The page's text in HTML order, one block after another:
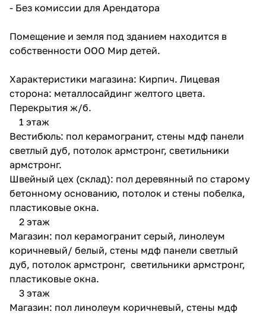
- Без комиссии для Арендатора
Помещение и земля под зданием находится в
собственности ООО Мир детей.
Характеристики магазина: Кирпич. Лицевая
сторона: металлосайдинг желтого цвета.
Перекрытия ж/б.
1 этаж
Вестибюль: пол керамогранит, стены мдф панели
светлый дуб, потолок армстронг, светильники
армстронг.
Швейный цех (склад): пол деревянный по старому
бетонному основанию, потолок и стены побелка,
пластиковые окна.
2 этаж
Магазин: пол керамогранит серый, линолеум
коричневый/ белый, стены мдф панели светлый
дуб, потолок армстронг, светильники армстронг,
пластиковые окна.
3 этаж
Магазин: пол линолеум коричневый, стены мдф